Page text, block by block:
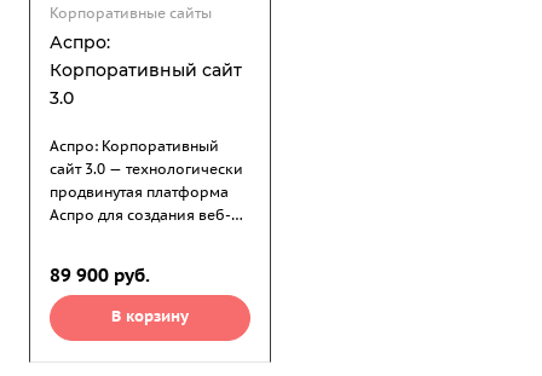
Корпоративные сайты
Аспро:
Корпоративный сайт
3.0
Аспро: Корпоративный
сайт 3.0 — технологически
продвинутая платформа
Аспро для создания веб-
запустить онлайн-проект в
любой отрасли, а тематики
помогут это сделать
89 900 руб.
В корзину